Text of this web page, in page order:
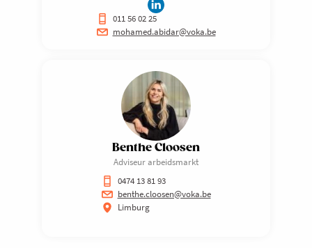
011 56 02 25
mohamed.abidar@voka.be
Benthe Cloosen
Adviseur arbeidsmarkt
0474 13 81 93
benthe.cloosen@voka.be
Limburg